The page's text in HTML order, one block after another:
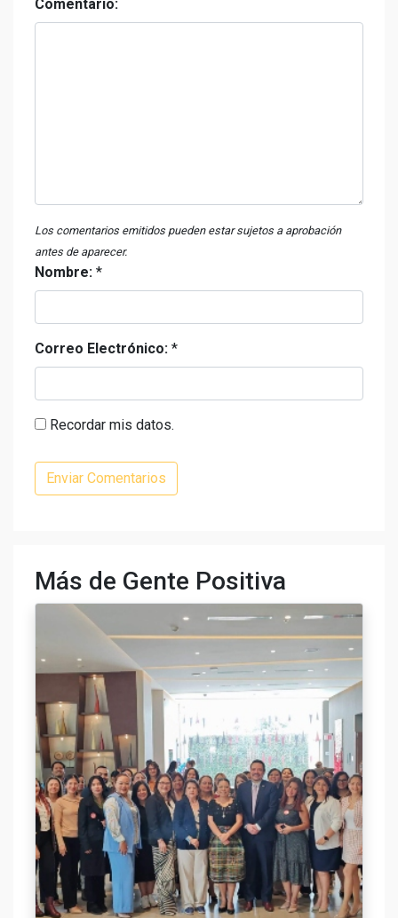
Comentario:
Los comentarios emitidos pueden estar sujetos a aprobación
antes de aparecer.
Nombre: *
Correo Electrónico: *
Recordar mis datos.
Más de Gente Positiva